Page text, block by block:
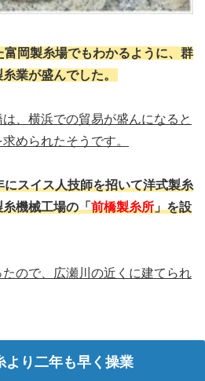
岡製糸場でもわかるように、群
業が盛んでした。
、横浜での貿易が盛んになると
められたそうです。
スイス人技師を招いて洋式製糸
機械工場の「前橋製糸所」を設
ので、広瀬川の近くに建てられ
より二年も早く操業